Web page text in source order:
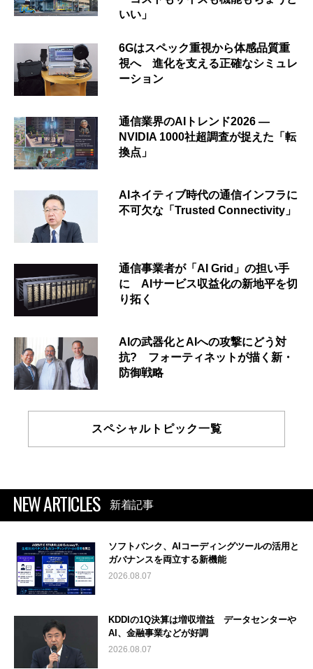
いい」
6Gはスペック重視から体感品質重
視へ 進化を支える正確なシミュレ
ーション
通信業界のAIトレンド2026 ―
NVIDIA 1000社超調査が捉えた「転
換点」
AIネイティブ時代の通信インフラに
不可欠な「Trusted Connectivity」
通信事業者が「AI Grid」の担い手
に AIサービス収益化の新地平を切
り拓く
AIの武器化とAIへの攻撃にどう対
抗? フォーティネットが描く新・
防御戦略
スペシャルトピック一覧
NEW ARTICLES 新着記事
ソフトバンク、AIコーディングツールの活用と
ガバナンスを両立する新機能
2026.08.07
KDDIの1Q決算は増収増益 データセンターや
AI、金融事業などが好調
2026.08.07